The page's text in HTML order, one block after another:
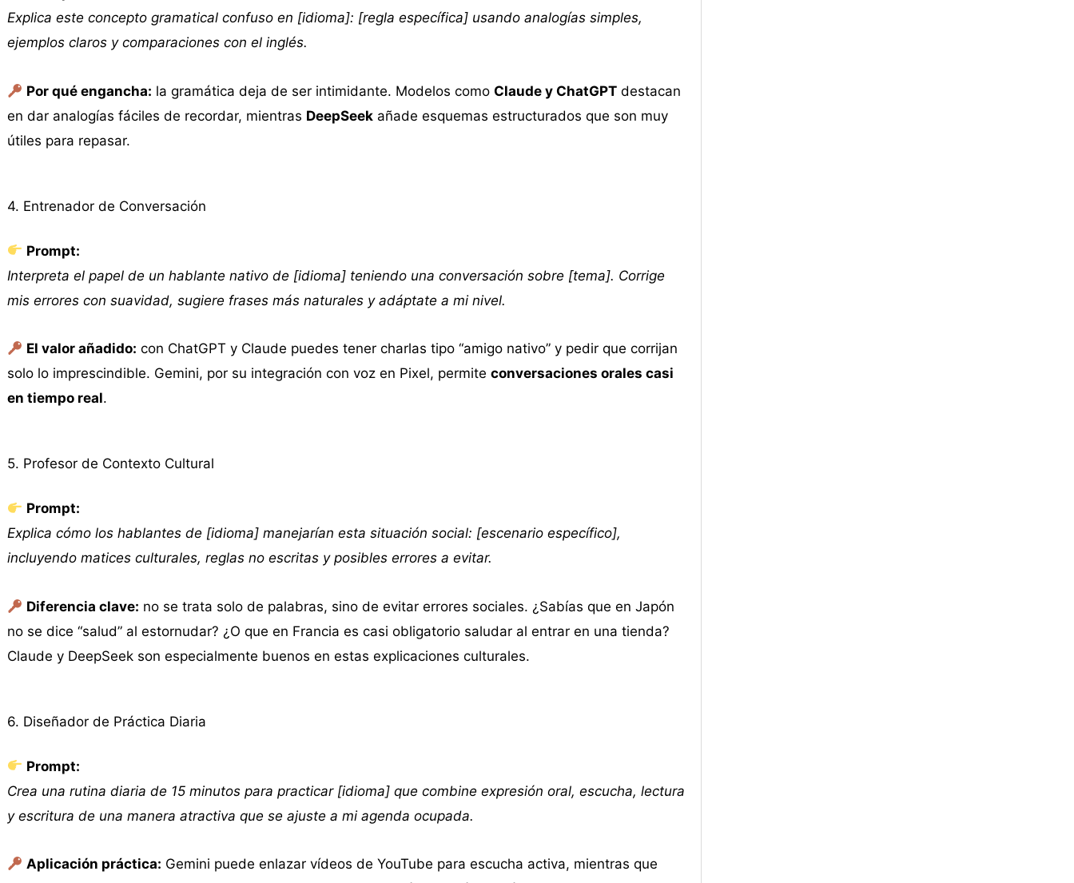
Explica este concepto gramatical confuso en [idioma]: [regla específica] usando analogías simples,
ejemplos claros y comparaciones con el inglés.
Por qué engancha: la gramática deja de ser intimidante. Modelos comoClaude y ChatGPT destacan
en dar analogías fáciles de recordar, mientras DeepSeekañade esquemas estructurados que son muy
útiles para repasar.
4. Entrenador de Conversación
Prompt:
Interpreta el papel de un hablante nativo de [idioma] teniendo una conversación sobre [tema]. Corrige
mis errores con suavidad, sugiere frases más naturales y adáptate a mi nivel.
El valor añadido: con ChatGPT y Claude puedes tener charlas tipo “amigo nativo” y pedir que corrijan
solo lo imprescindible. Gemini, por su integración con voz en Pixel, permite conversaciones orales casi
en tiempo real.
5. Profesor de Contexto Cultural
Prompt:
Explica cómo los hablantes de [idioma] manejarían esta situación social: [escenario específico],
incluyendo matices culturales, reglas no escritas y posibles errores a evitar.
Diferencia clave: no se trata solo de palabras, sino de evitar errores sociales. ¿Sabías que en Japón
no se dice “salud” al estornudar? ¿O que en Francia es casi obligatorio saludar al entrar en una tienda?
Claude y DeepSeek son especialmente buenos en estas explicaciones culturales.
6. Diseñador de Práctica Diaria
Prompt:
Crea una rutina diaria de 15 minutos para practicar [idioma] que combine expresión oral, escucha, lectura
y escritura de una manera atractiva que se ajuste a mi agenda ocupada.
Aplicación práctica: Gemini puede enlazar vídeos de YouTube para escucha activa, mientras que